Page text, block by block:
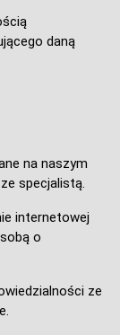
daną
na naszym
specjalistą.
internetowej
o
ze